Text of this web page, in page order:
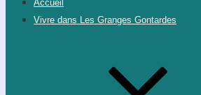
Accueil
Vivre dans Les Granges Gontardes